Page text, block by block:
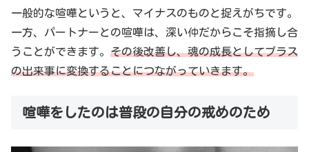
一般的な喧嘩というと、マイナスのものと捉えがちです。
一方、パートナーとの喧嘩は、深い仲だからこそ指摘し合
うことができます。 その後改善し、魂の成長としてプラス
の出来事に変換することにつながっていきます。
喧嘩をしたのは普段の自分の戒めのため